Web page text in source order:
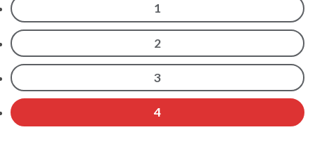
1
2
3
4